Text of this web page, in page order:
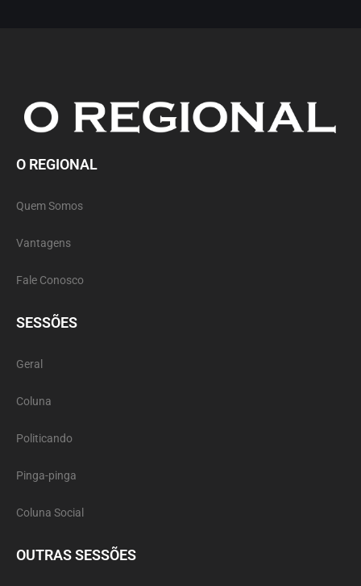
O REGIONAL
Quem Somos
Vantagens
Fale Conosco
SESSÕES
Geral
Coluna
Politicando
Pinga-pinga
Coluna Social
OUTRAS SESSÕES